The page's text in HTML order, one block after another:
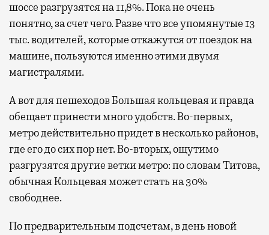
шоссе разгрузятся на 11,8%. Пока не очень
понятно, за счет чего. Разве что все упомянутые 13
тыс. водителей, которые откажутся от поездок на
машине, пользуются именно этими двумя
магистралями.
А вот для пешеходов Большая кольцевая и правда
обещает принести много удобств. Во-первых,
метро действительно придет в несколько районов,
где его до сих пор нет. Во-вторых, ощутимо
разгрузятся другие ветки метро: по словам Титова,
обычная Кольцевая может стать на 30%
свободнее.
По предварительным подсчетам, в день новой